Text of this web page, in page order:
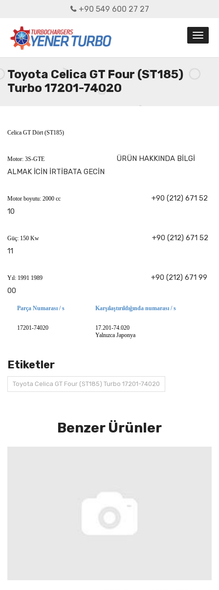
+90 549 600 27 27
Toyota Celica GT Four (ST185)
Turbo 17201-74020
Celica GT Dört (ST185)
Motor: 3S-GTE ÜRÜN HAKKINDA BİLGİ
ALMAK İCİN İRTİBATA GECİN
Motor boyutu: 2000 cc +90 (212) 671 52
10
Güç: 150 Kw +90 (212) 671 52
11
Yıl: 1991 1989 +90 (212) 671 99
00
Parça Numarası / s
17201-74020
Karşılaştırıldığında numarası / s
17.201-74.020
Yalnızca Japonya
Etiketler
Toyota Celica GT Four (ST185) Turbo 17201-74020
Benzer Ürünler